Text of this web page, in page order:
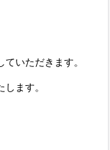
いただきます。
ます。